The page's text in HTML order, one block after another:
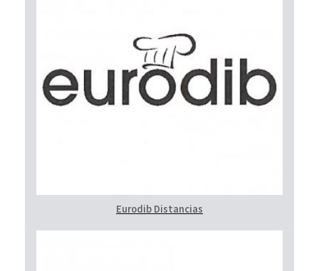
Eurodib Distancias